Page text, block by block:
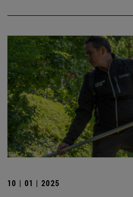
10 | 01 | 2025